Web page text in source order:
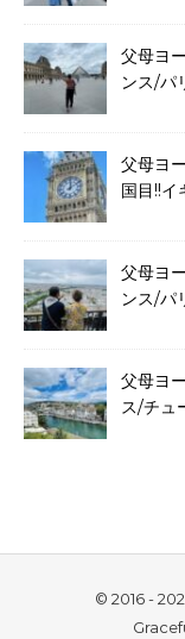
父母ヨ
ンス/パ
父母ヨ
国目!!イ
父母ヨ
ンス/パ
父母ヨ
ス/チュ
© 2016 -